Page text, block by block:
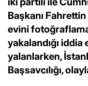
Başkanı
evini
yakalandığı iddia
yalanlarken,
Başsavcılığı,